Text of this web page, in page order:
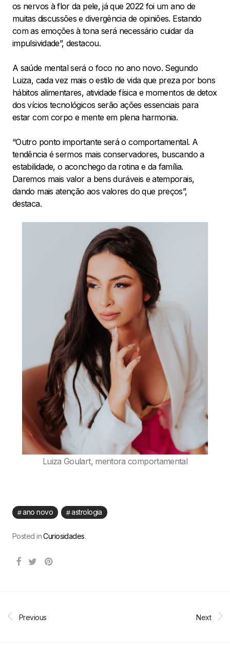
os nervos à flor da pele, já que 2022 foi um ano de
muitas discussões e divergência de opiniões. Estando
com as emoções à tona será necessário cuidar da
impulsividade”, destacou.
A saúde mental será o foco no ano novo. Segundo
Luiza, cada vez mais o estilo de vida que preza por bons
hábitos alimentares, atividade física e momentos de detox
dos vícios tecnológicos serão ações essenciais para
estar com corpo e mente em plena harmonia.
“Outro ponto importante será o comportamental. A
tendência é sermos mais conservadores, buscando a
estabilidade, o aconchego da rotina e da família.
Daremos mais valor a bens duráveis e atemporais,
dando mais atenção aos valores do que preços”,
destaca.
Luiza Goulart, mentora comportamental
ano novo astrologia
Posted inCuriosidades.
Previous Next